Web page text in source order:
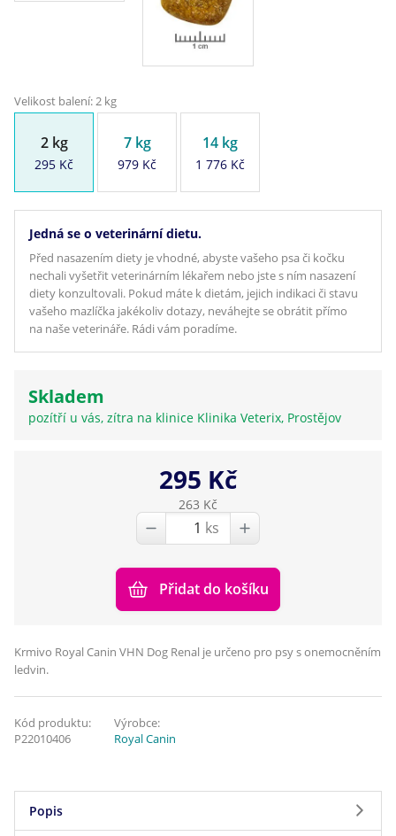
Velikost balení: 2 kg
2 kg
295 Kč
7 kg
979 Kč
14 kg
1 776 Kč
Jedná se o veterinární dietu.
Před nasazením diety je vhodné, abyste vašeho psa či kočku
nechali vyšetřit veterinárním lékařem nebo jste s ním nasazení
diety konzultovali. Pokud máte k dietám, jejich indikaci či stavu
vašeho mazlíčka jakékoliv dotazy, neváhejte se obrátit přímo
na naše veterináře. Rádi vám poradíme.
Skladem
pozítří u vás, zítra na klinice Klinika Veterix, Prostějov
295 Kč
263 Kč
ks
Přidat do košíku
Krmivo Royal Canin VHN Dog Renal je určeno pro psy s onemocněním
ledvin.
Kód produktu:
P22010406
Výrobce:
Royal Canin
Popis